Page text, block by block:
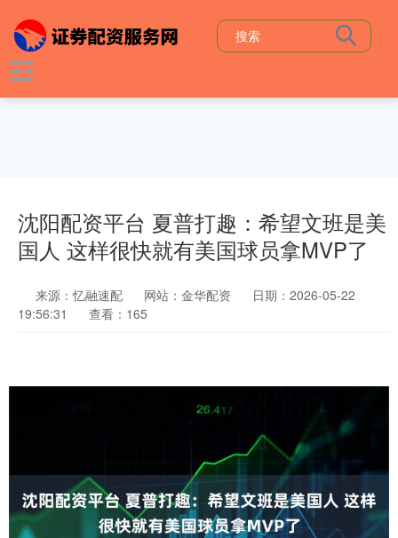
沈阳配资平台 夏普打趣：希望文班是美
国人 这样很快就有美国球员拿MVP了
来源：忆融速配 网站：金华配资
日期：2026-05-22
19:56:31
查看：165